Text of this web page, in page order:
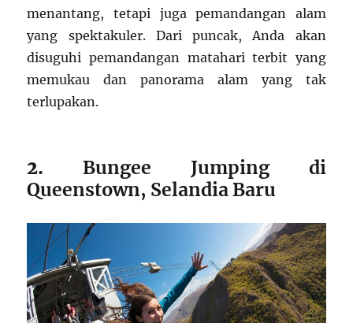
menantang, tetapi juga pemandangan alam
yang spektakuler. Dari puncak, Anda akan
disuguhi pemandangan matahari terbit yang
memukau dan panorama alam yang tak
terlupakan.
2. Bungee Jumping di
Queenstown, Selandia Baru